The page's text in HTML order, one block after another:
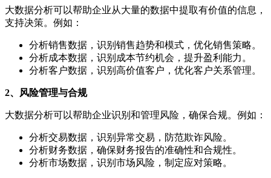
大数据分析可以帮助企业从大量的数据中提取有价值的信息，
支持决策。例如：
分析销售数据，识别销售趋势和模式，优化销售策略。
分析成本数据，识别成本节约机会，提升盈利能力。
分析客户数据，识别高价值客户，优化客户关系管理。
2、风险管理与合规
大数据分析可以帮助企业识别和管理风险，确保合规。例如：
分析交易数据，识别异常交易，防范欺诈风险。
分析财务数据，确保财务报告的准确性和合规性。
分析市场数据，识别市场风险，制定应对策略。